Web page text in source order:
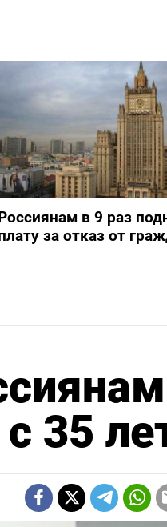
в 9 раз
за отказ от
35